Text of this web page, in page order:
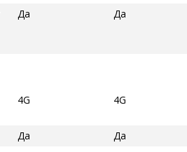
Да Да
4G 4G
Да
Да